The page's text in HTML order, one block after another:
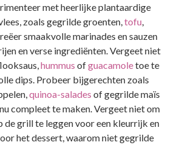
met heerlijke plantaardige
zoals gegrilde groenten, tofu
smaakvolle marinades en sauzen
en verse ingrediënten. Vergeet niet
hummus ofguacamoletoe te
dips. Probeer bijgerechten zoals
quinoa-salades of gegrilde maïs
compleet te maken. Vergeet niet om
de grill te leggen voor een kleurrijk en
het dessert, waarom niet gegrilde